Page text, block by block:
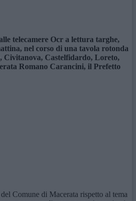
telecamere Ocr a lettura targhe,
nel corso di una tavola rotonda
Civitanova, Castelfidardo, Loreto,
Romano Carancini, il Prefetto
Comune di Macerata rispetto al tema